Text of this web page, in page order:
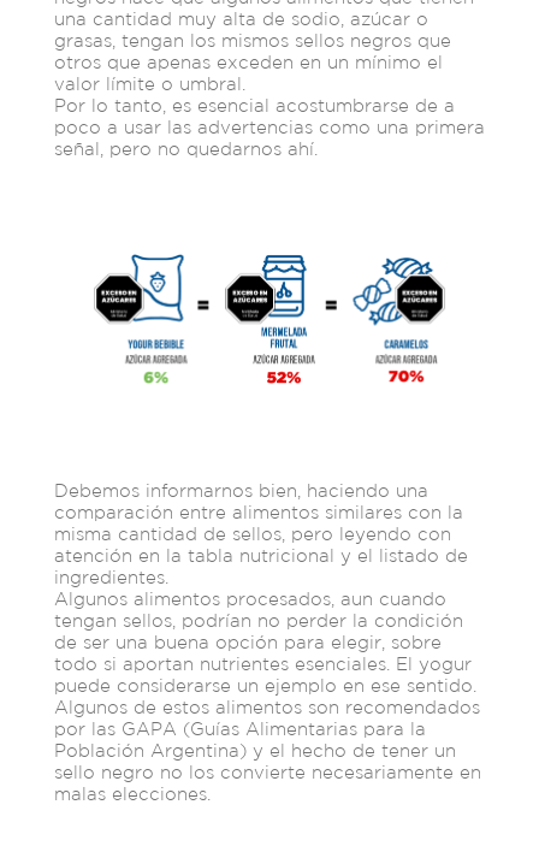
una cantidad muy alta de sodio, azúcar o
grasas, tengan los mismos sellos negros que
otros que apenas exceden en un mínimo el
valor límite o umbral.
Por lo tanto, es esencial acostumbrarse de a
poco a usar las advertencias como una primera
señal, pero no quedarnos ahí.
Debemos informarnos bien, haciendo una
comparación entre alimentos similares con la
misma cantidad de sellos, pero leyendo con
atención en la tabla nutricional y el listado de
ingredientes.
Algunos alimentos procesados, aun cuando
tengan sellos, podrían no perder la condición
de ser una buena opción para elegir, sobre
todo si aportan nutrientes esenciales. El yogur
puede considerarse un ejemplo en ese sentido.
Algunos de estos alimentos son recomendados
por las GAPA (Guías Alimentarias para la
Población Argentina) y el hecho de tener un
sello negro no los convierte necesariamente en
malas elecciones.